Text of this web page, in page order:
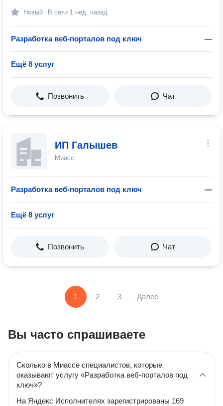
Новый В сети 1 нед. назад
Разработка веб-порталов под ключ —
Ещё 8 услуг
Позвонить Чат
ИП Галышев
Миасс
Разработка веб-порталов под ключ —
Ещё 8 услуг
Позвонить Чат
1 2 3 Далее
Вы часто спрашиваете
Сколько в Миассе специалистов, которые
оказывают услугу «Разработка веб-порталов под
ключ»?
На Яндекс Исполнителях зарегистрированы 169